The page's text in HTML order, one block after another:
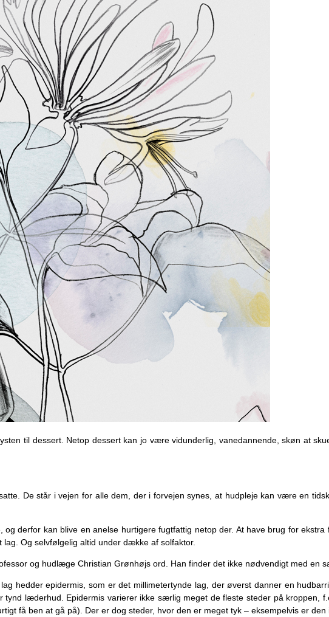
til dessert. Netop dessert kan jo være vidunderlig, vanedannende, skøn at
De står i vejen for alle dem, der i forvejen synes, at hudpleje kan være en
og derfor kan blive en anelse hurtigere fugtfattig netop der. At have brug for
Og selvfølgelig altid under dække af solfaktor.
og hudlæge Christian Grønhøjs ord. Han finder det ikke nødvendigt med en
hedder epidermis, som er det millimetertynde lag, der øverst danner en
læderhud. Epidermis varierer ikke særlig meget de fleste steder på kroppen,
få ben at gå på). Der er dog steder, hvor den er meget tyk – eksempelvis er